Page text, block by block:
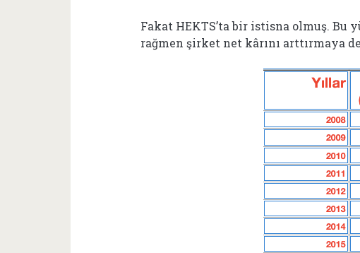
Fakat HEKTS’ta bir istisna olmuş. Bu
rağmen şirket net kârını arttırmaya